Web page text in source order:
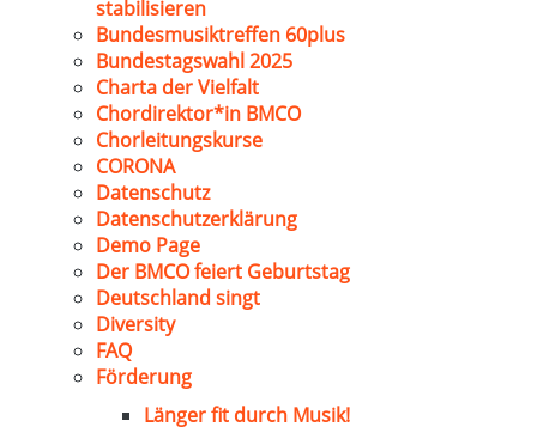
stabilisieren
Bundesmusiktreffen 60plus
Bundestagswahl 2025
Charta der Vielfalt
Chordirektor*in BMCO
Chorleitungskurse
CORONA
Datenschutz
Datenschutzerklärung
Demo Page
Der BMCO feiert Geburtstag
Deutschland singt
Diversity
FAQ
Förderung
Länger fit durch Musik!